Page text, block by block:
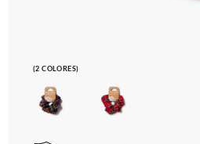
(2 COLORES)